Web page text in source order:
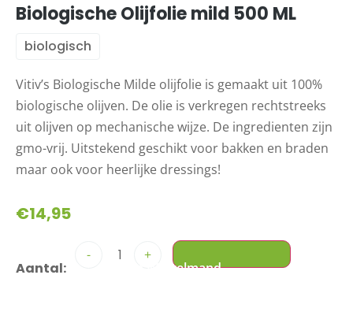
Biologische Olijfolie mild 500 ML
biologisch
Vitiv’s Biologische Milde olijfolie is gemaakt uit 100%
biologische olijven. De olie is verkregen rechtstreeks
uit olijven op mechanische wijze. De ingredienten zijn
gmo-vrij. Uitstekend geschikt voor bakken en braden
maar ook voor heerlijke dressings!
€14,95
- +